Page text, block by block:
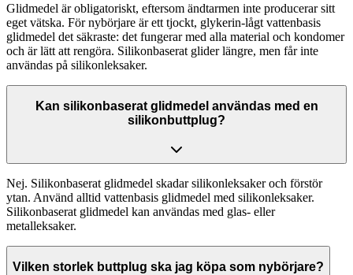
Glidmedel är obligatoriskt, eftersom ändtarmen inte producerar sitt
eget vätska. För nybörjare är ett tjockt, glykerin-lågt vattenbasis
glidmedel det säkraste: det fungerar med alla material och kondomer
och är lätt att rengöra. Silikonbaserat glider längre, men får inte
användas på silikonleksaker.
Kan silikonbaserat glidmedel användas med en
silikonbuttplug?
Nej. Silikonbaserat glidmedel skadar silikonleksaker och förstör
ytan. Använd alltid vattenbasis glidmedel med silikonleksaker.
Silikonbaserat glidmedel kan användas med glas- eller
metalleksaker.
Vilken storlek buttplug ska jag köpa som nybörjare?